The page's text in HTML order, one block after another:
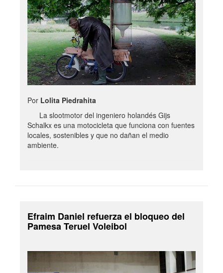
Por Lolita Piedrahita
La slootmotor del ingeniero holandés Gijs
Schalkx es una motocicleta que funciona con fuentes
locales, sostenibles y que no dañan el medio
ambiente.
Efraim Daniel refuerza el bloqueo del
Pamesa Teruel Voleibol